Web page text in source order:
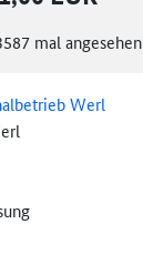
mal angesehen
Werl